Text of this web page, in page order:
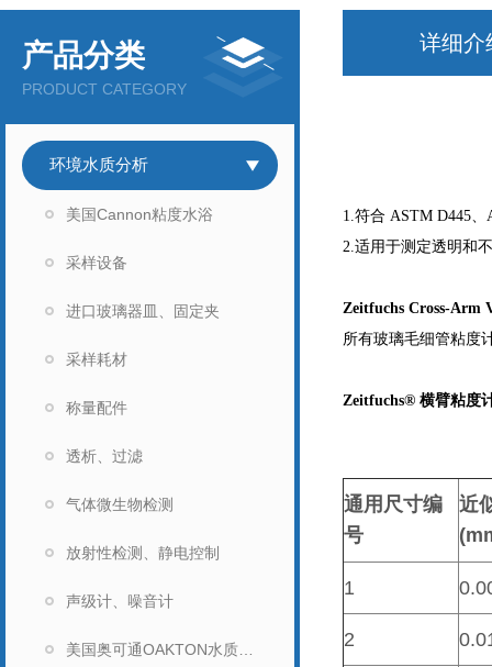
产品分类
PRODUCT CATEGORY
环境水质分析
美国Cannon粘度水浴
采样设备
进口玻璃器皿、固定夹
采样耗材
称量配件
透析、过滤
气体微生物检测
放射性检测、静电控制
声级计、噪音计
详细介
1.符合 ASTM D445、
2.适用于测定透明和
Zeitfuchs Cross-Arm
所有玻璃毛细管粘度
Zeitfuchs® 横臂粘度
通用尺寸编
号
近
1
2